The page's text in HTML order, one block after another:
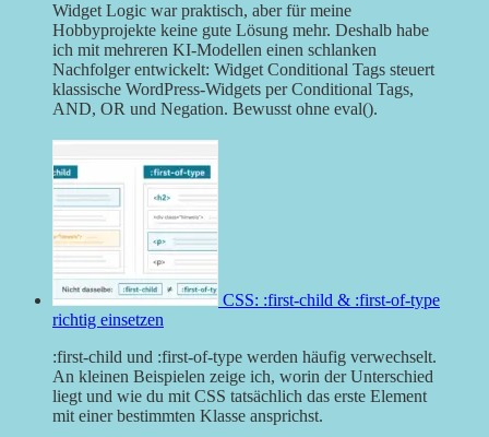
Widget Logic war praktisch, aber für meine
Hobbyprojekte keine gute Lösung mehr. Deshalb habe
ich mit mehreren KI-Modellen einen schlanken
Nachfolger entwickelt: Widget Conditional Tags steuert
klassische WordPress-Widgets per Conditional Tags,
AND, OR und Negation. Bewusst ohne eval().
CSS: :first-child & :first-of-type
richtig einsetzen
:first-child und :first-of-type werden häufig verwechselt.
An kleinen Beispielen zeige ich, worin der Unterschied
liegt und wie du mit CSS tatsächlich das erste Element
mit einer bestimmten Klasse ansprichst.